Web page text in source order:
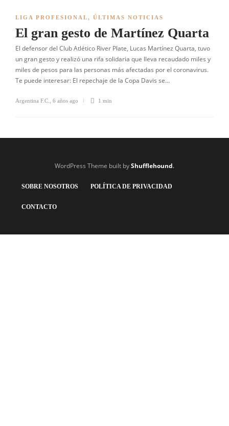
LIGA PROFESIONAL, ÚLTIMAS NOTICIAS
El gran gesto de Martínez Quarta
El defensor del Club Atlético River Plate, Lucas Martínez Quarta, tuvo
un gran gesto y realizó una rifa solidaria que lleva recaudado miles y
miles de pesos para las personas más afectadas por el coronavirus.
Te puede interesar: El repechaje de la Copa Davis se…
Argentina F.C. 6 años ago 1 min
WordPress Theme built byShufflehound.
SOBRE NOSOTROS POLÍTICA DE PRIVACIDAD
CONTACTO